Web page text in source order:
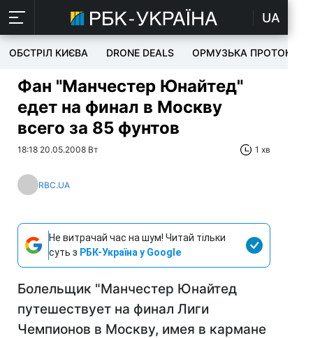
UA
ОБСТРІЛ КИЄВА DRONE DEALS ОРМУЗЬКА ПРОТОКА
Фан "Манчестер Юнайтед"
едет на финал в Москву
всего за 85 фунтов
18:18 20.05.2008 Вт 1 хв
RBC.UA
Не витрачай час на шум! Читай тільки
суть з РБК-Україна у Google
Болельщик "Манчестер Юнайтед
путешествует на финал Лиги
Чемпионов в Москву, имея в кармане